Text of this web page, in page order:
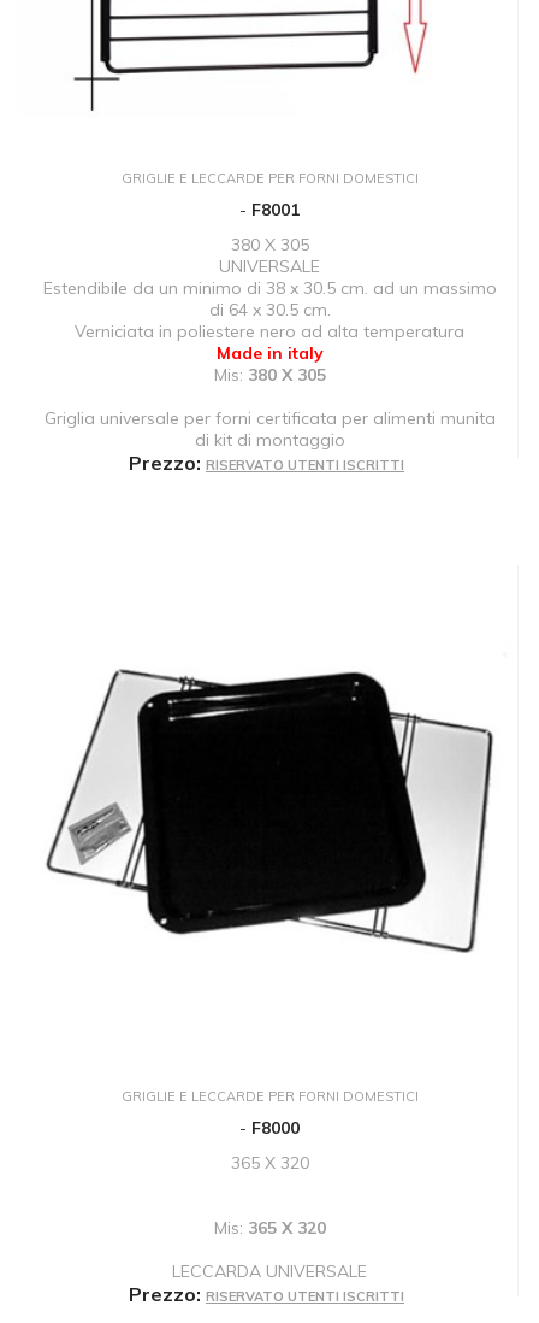
GRIGLIE E LECCARDE PER FORNI DOMESTICI
- F8001
380 X 305
UNIVERSALE
Estendibile da un minimo di 38 x 30.5 cm. ad un massimo
di 64 x 30.5 cm.
Verniciata in poliestere nero ad alta temperatura
Made in italy
Mis: 380 X 305
Griglia universale per forni certificata per alimenti munita
di kit di montaggio
Prezzo: RISERVATO UTENTI ISCRITTI
GRIGLIE E LECCARDE PER FORNI DOMESTICI
- F8000
365 X 320
Mis: 365 X 320
LECCARDA UNIVERSALE
Prezzo: RISERVATO UTENTI ISCRITTI